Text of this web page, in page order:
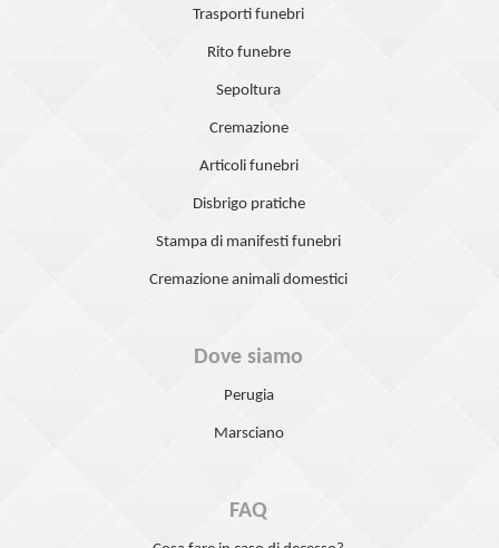
Trasporti funebri
Rito funebre
Sepoltura
Cremazione
Articoli funebri
Disbrigo pratiche
Stampa di manifesti funebri
Cremazione animali domestici
Dove siamo
Perugia
Marsciano
FAQ